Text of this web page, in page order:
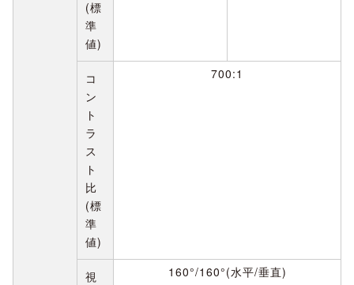
(標
準
値)
コ
ン
ト
ラ
ス
ト
比
(標
準
値)
700:1
視
160°/160°(水平/垂直)